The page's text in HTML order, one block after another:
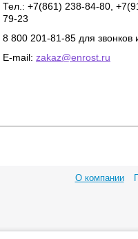
Тел.: +7(861) 238-84-80,
79-23
8 800 201-81-85 для звонков
E-mail: zakaz@enrost.ru
О компании